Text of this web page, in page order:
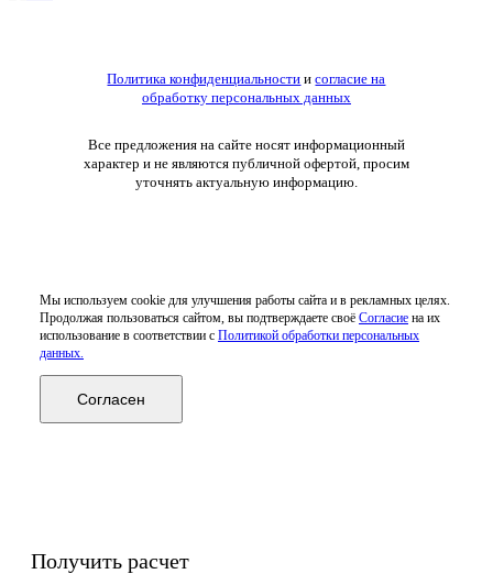
Все предложения на сайте носят информационный
характер и не являются публичной офертой, просим
уточнять актуальную информацию.
Политика конфиденциальности исогласие на
обработку персональных данных
Мы используем cookie для улучшения работы сайта и в рекламных целях.
Продолжая пользоваться сайтом, вы подтверждаете своё Согласие на их
использование в соответствии с Политикой обработки персональных
данных.
Согласен
Получить расчет